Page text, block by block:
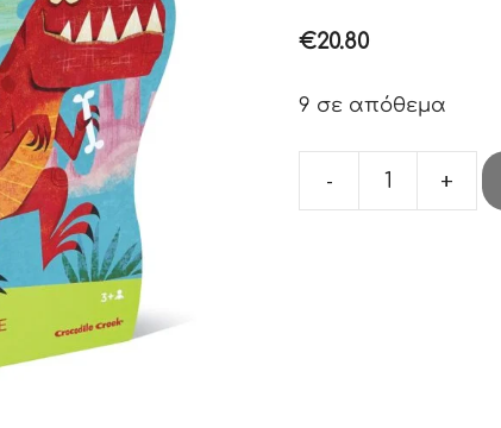
€20.80
9 σε απόθεμα
- +